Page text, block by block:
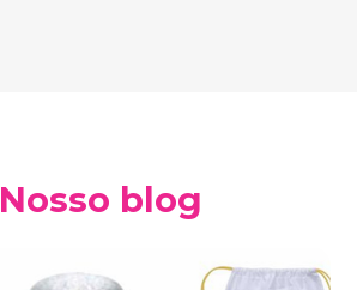
Nosso blog